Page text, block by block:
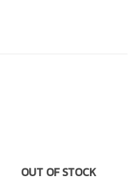
OUT OF STOCK